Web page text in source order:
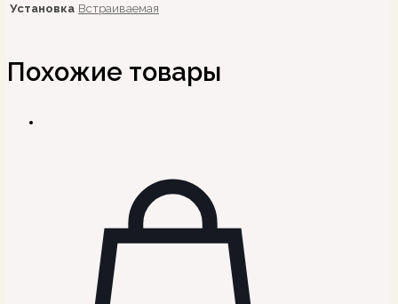
Установка Встраиваемая
Похожие товары